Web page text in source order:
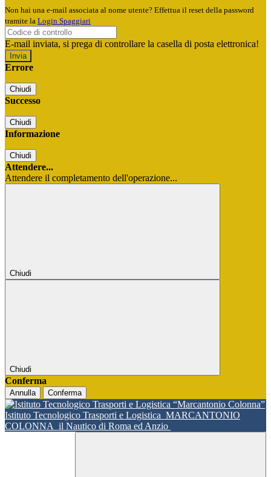
Non hai una e-mail associata al nome utente? Effettua il reset della password
tramite la Login Spaggiari
E-mail inviata, si prega di controllare la casella di posta elettronica!
Errore
Chiudi
Successo
Chiudi
Informazione
Chiudi
Attendere...
Attendere il completamento dell'operazione...
Chiudi
Chiudi
Conferma
Annulla Conferma
Istituto Tecnologico Trasporti e Logistica MARCANTONIO
COLONNA il Nautico di Roma ed Anzio